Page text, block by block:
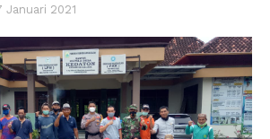
Januari 2021